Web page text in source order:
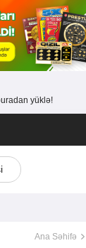
yüklə!
Ana Səhifə